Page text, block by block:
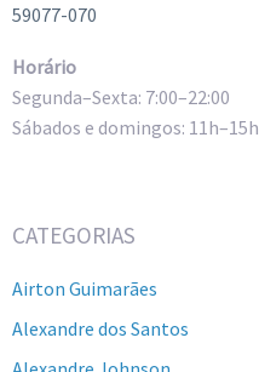
59077-070
Horário
Segunda–Sexta: 7:00–22:00
Sábados e domingos: 11h–15h
CATEGORIAS
Airton Guimarães
Alexandre dos Santos